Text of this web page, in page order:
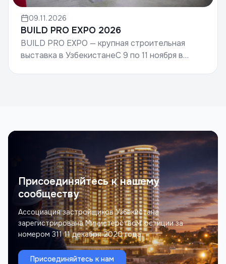
09.11.2026
BUILD PRO EXPO 2026
BUILD PRO EXPO — крупная строительная
выставка в УзбекистанеС 9 по 11 ноября в
Присоединяйтесь к нашему
сообществу
Ассоциация застройщиков Узбекистана
зарегистрирована Министерством юстиции за
номером 311 11 декабря 2020 года.
Присоединяйтесь к нам